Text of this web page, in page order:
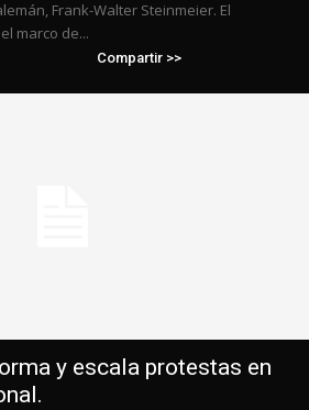
Frank-Walter Steinmeier. El
marco de...
Compartir >>
y escala protestas en